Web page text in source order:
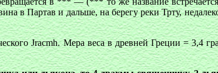
в Партав и дальше, на берегу реки Трту,
Jracmh. Мера веса в древней Греции = 3,4